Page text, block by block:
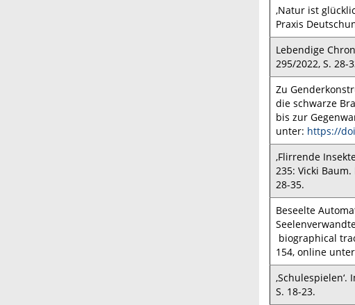
‚Natur ist
Praxis
Lebendige
295/2022, S. 28-
Zu
die schwarze
bis zur
unter: https://
‚Flirrende
235: Vicki
28-35.
Beseelte
biographical
154, online
S. 18-23.